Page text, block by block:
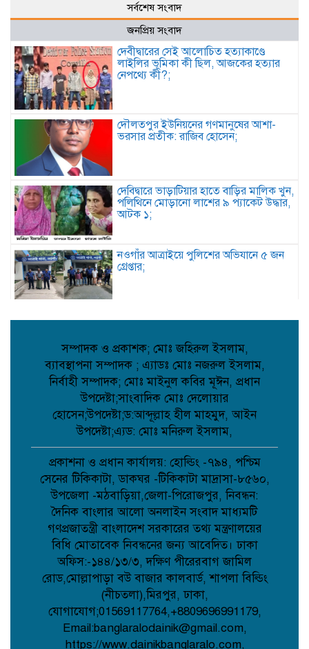
সর্বশেষ সংবাদ
জনপ্রিয় সংবাদ
দেবীদ্বারের সেই আলোচিত হত্যাকাণ্ডে
লাইলির ভূমিকা কী ছিল, আজকের হত্যার
নেপথ্যে কী?;
দৌলতপুর ইউনিয়নের গণমানুষের আশা-
ভরসার প্রতীক: রাজিব হোসেন;
দেবিদ্বারে ভাড়াটিয়ার হাতে বাড়ির মালিক খুন,
পলিথিনে মোড়ানো লাশের ৯ প্যাকেট উদ্ধার,
আটক ১;
নওগাঁর আত্রাইয়ে পুলিশের অভিযানে ৫ জন
গ্রেপ্তার;
কবিতা: চমকের পাঠ কৌশল ;
আমান উল্লাহ আমানের সাথে নিশু ও মহিলা
দলের নেত্রীদের সৌজন্য স্বাক্ষাৎ ;
মানববন্ধনের নামে অপপ্রচার নয়, সামাজিক
সম্প্রীতি রক্ষায় প্রশাসনের কঠোর নজরদারি
দাবি;
জননেতা শাহরিয়ার ইমন: জালালপুর
ইউনিয়নের মাটি ও মানুষের আস্থার প্রতীক;
কবিতা: লেখক ছড়া ;
বাগেরহাটে মারধর ও হত্যাচেষ্টার অভিযোগে
সম্পাদক ও প্রকাশক; মোঃ জহিরুল ইসলাম,
ব্যাবস্থাপনা সম্পাদক ; এ্যাডঃ মোঃ নজরুল ইসলাম,
নির্বাহী সম্পাদক; মোঃ মাইনুল কবির মূঈন, প্রধান
উপদেষ্টা;সাংবাদিক মোঃ দেলোয়ার
হোসেন;উপদেষ্টা;ড:আব্দূল্লাহ হীল মাহমুদ, আইন
উপদেষ্টা;এ্যড: মোঃ মনিরুল ইসলাম,
প্রকাশনা ও প্রধান কার্যালয়: হোল্ডিং -৭৯৪, পশ্চিম
সেনের টিকিকাটা, ডাকঘর -টিকিকাটা মাদ্রাসা-৮৫৬০,
উপজেলা -মঠবাড়িয়া,জেলা-পিরোজপুর, নিবন্ধন:
দৈনিক বাংলার আলো অনলাইন সংবাদ মাধ্যমটি
গণপ্রজাতন্ত্রী বাংলাদেশ সরকারের তথ্য মন্ত্রণালয়ের
বিধি মোতাবেক নিবন্ধনের জন্য আবেদিত। ঢাকা
অফিস:-১৪৪/১৩/৩, দক্ষিণ পীরেরবাগ জামিল
রোড,মোল্লাপাড়া বউ বাজার কালবার্ড, শাপলা বিল্ডিং
(নীচতলা),মিরপুর, ঢাকা,
যোগাযোগ;01569117764,+8809696991179,
Email:banglaralodainik@gmail.com,
https://www.dainikbanglaralo.com,